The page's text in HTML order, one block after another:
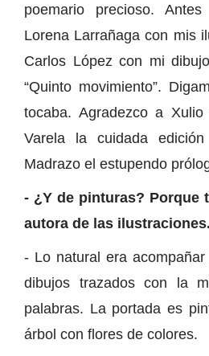
poemario precioso.
Lorena Larrañaga con mis
Carlos López con mi
“Quinto movimiento”.
tocaba. Agradezco a
Varela la cuidada
Madrazo el estupendo
- ¿Y de pinturas? Porque
autora de las ilustraciones.
- Lo natural era
dibujos trazados con la
palabras. La portada es
árbol con flores de colores.